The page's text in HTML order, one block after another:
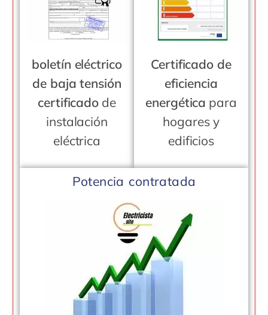
boletín eléctrico
de baja tensión
certificado de
instalación
eléctrica
Certificado de
eficiencia
energética para
hogares y
edificios
Potencia contratada